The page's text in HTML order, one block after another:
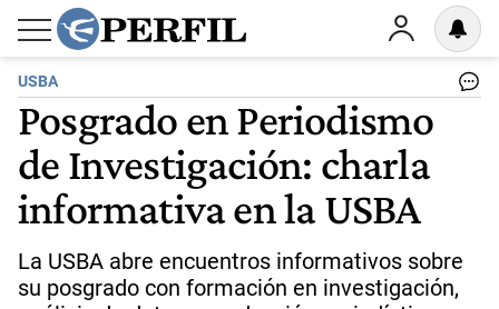
USBA
Posgrado en Periodismo
de Investigación: charla
informativa en la USBA
La USBA abre encuentros informativos sobre
su posgrado con formación en investigación,